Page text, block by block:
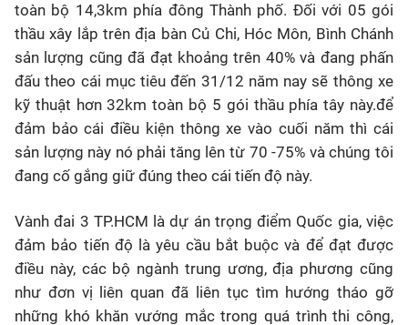
toàn bộ 14,3km phía đông Thành phố. Đối với 05 gói
thầu xây lắp trên địa bàn Củ Chi, Hóc Môn, Bình Chánh
sản lượng cũng đã đạt khoảng trên 40% và đang phấn
đấu theo cái mục tiêu đến 31/12 năm nay sẽ thông xe
kỹ thuật hơn 32km toàn bộ 5 gói thầu phía tây này.để
đảm bảo cái điều kiện thông xe vào cuối năm thì cái
sản lượng này nó phải tăng lên từ 70 -75% và chúng tôi
đang cố gắng giữ đúng theo cái tiến độ này.
Vành đai 3 TP.HCM là dự án trọng điểm Quốc gia, việc
đảm bảo tiến độ là yêu cầu bắt buộc và để đạt được
điều này, các bộ ngành trung ương, địa phương cũng
như đơn vị liên quan đã liên tục tìm hướng tháo gỡ
những khó khăn vướng mắc trong quá trình thi công,